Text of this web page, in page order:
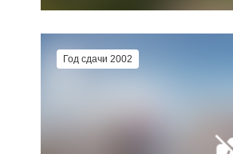
Год сдачи 2002